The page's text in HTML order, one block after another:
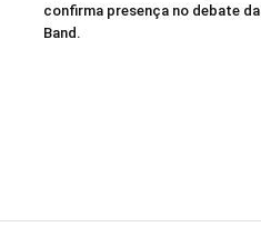
confirma presença no debate da
Band.